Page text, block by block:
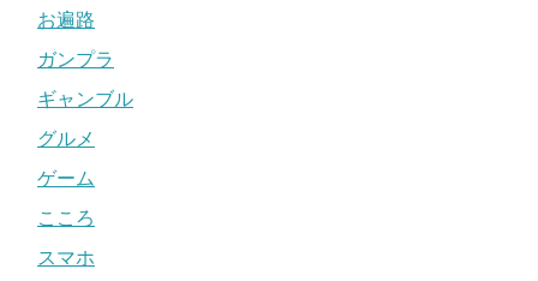
お遍路
ガンプラ
ギャンブル
グルメ
ゲーム
こころ
スマホ